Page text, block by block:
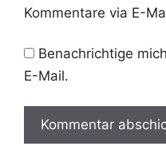
Kommentare via E-
Benachrichtige
E-Mail.